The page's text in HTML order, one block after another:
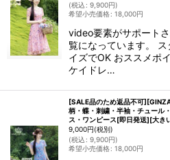
(税込: 9,900円)
希望小売価格: 18,000円
video要素がサポート
覧になっています。
イズでOK おススメポ
ケイドレ…
[SALE品のため返品不可
柄・蝶・刺繍・半袖・チュール
ス・ワンピース[即日発送][大き
9,000円(税別)
(税込: 9,900円)
希望小売価格: 18,000円